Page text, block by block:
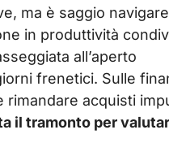
ma è saggio
in produttività
all’aperto
frenetici. Sulle
rimandare acquisti
il tramonto per